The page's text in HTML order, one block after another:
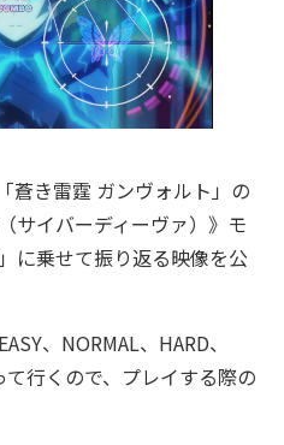
蒼き雷霆 ガンヴォルト」の
サイバーディーヴァ）》モ
に乗せて振り返る映像を公
、NORMAL、HARD、
て行くので、プレイする際の